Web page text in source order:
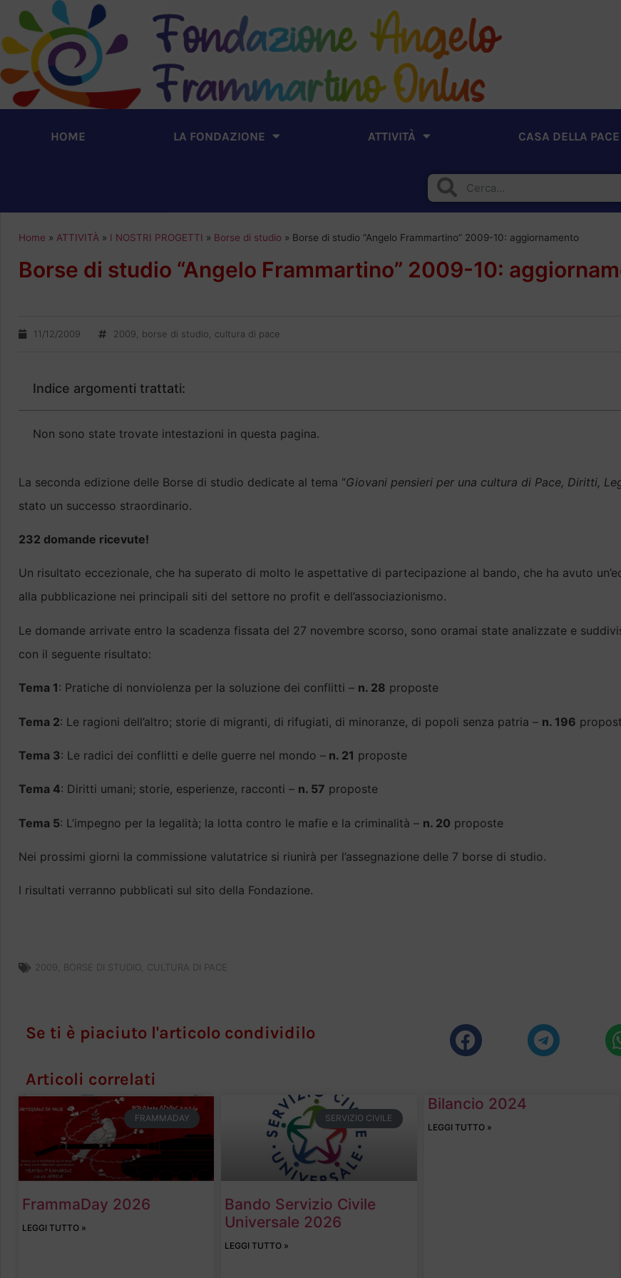
HOME LA FONDAZIONE ATTIVITÀ CASA DELLA PACE
Home » ATTIVITÀ » I NOSTRI PROGETTI » Borse di studio » Borse di studio “Angelo Frammartino” 2009-10: aggiornamento
Borse di studio “Angelo Frammartino” 2009-10:
11/12/2009 2009 borse di studio cultura di pace
Indice argomenti trattati:
Non sono state trovate intestazioni in questa pagina.
La seconda edizione delle Borse di studio dedicate al tema “Giovani pensieri per una cultura di Pace, Diritti,
stato un successo straordinario.
232 domande ricevute!
Un risultato eccezionale, che ha superato di molto le aspettative di partecipazione al bando, che ha avuto
alla pubblicazione nei principali siti del settore no profit e dell’associazionismo.
Le domande arrivate entro la scadenza fissata del 27 novembre scorso, sono oramai state analizzate e
con il seguente risultato:
Tema 1: Pratiche di nonviolenza per la soluzione dei conflitti – n. 28 proposte
Tema 2: Le ragioni dell’altro; storie di migranti, di rifugiati, di minoranze, di popoli senza patria – n. 196
Tema 3: Le radici dei conflitti e delle guerre nel mondo – n. 21 proposte
Tema 4: Diritti umani; storie, esperienze, racconti – n. 57 proposte
Tema 5: L’impegno per la legalità; la lotta contro le mafie e la criminalità – n. 20 proposte
Nei prossimi giorni la commissione valutatrice si riunirà per l’assegnazione delle 7 borse di studio.
I risultati verranno pubblicati sul sito della Fondazione.
2009 BORSE DI STUDIO CULTURA DI PACE
Se ti è piaciuto l'articolo condividilo
Articoli correlati
FRAMMADAY
FrammaDay 2026
LEGGI TUTTO »
SERVIZIO CIVILE
Bando Servizio Civile
Universale 2026
LEGGI TUTTO »
Bilancio 2024
LEGGI TUTTO »